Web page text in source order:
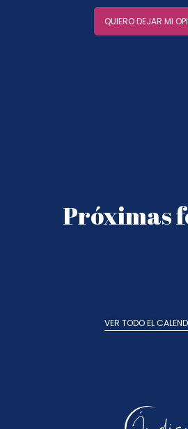
QUIERO DEJAR MI
Próximas
VER TODO EL